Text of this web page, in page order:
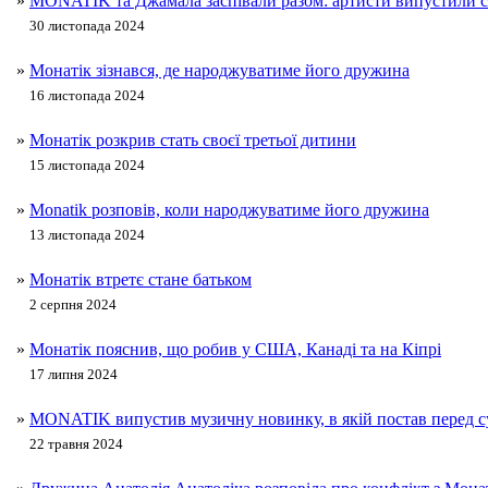
30 листопада 2024
» Монатік зізнався, де народжуватиме його дружина
16 листопада 2024
» Монатік розкрив стать своєї третьої дитини
15 листопада 2024
» Monatik розповів, коли народжуватиме його дружина
13 листопада 2024
» Монатік втретє стане батьком
2 серпня 2024
» Монатік пояснив, що робив у США, Канаді та на Кіпрі
17 липня 2024
» MONATIK випустив музичну новинку, в якій постав перед
22 травня 2024